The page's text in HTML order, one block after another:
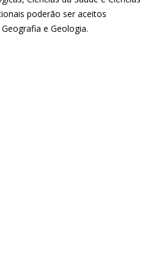
poderão ser aceitos
e Geologia.